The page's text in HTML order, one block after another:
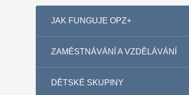
JAK FUNGUJE OPZ+
ZAMĚSTNÁVÁNÍ A VZDĚLÁVÁNÍ
DĚTSKÉ SKUPINY